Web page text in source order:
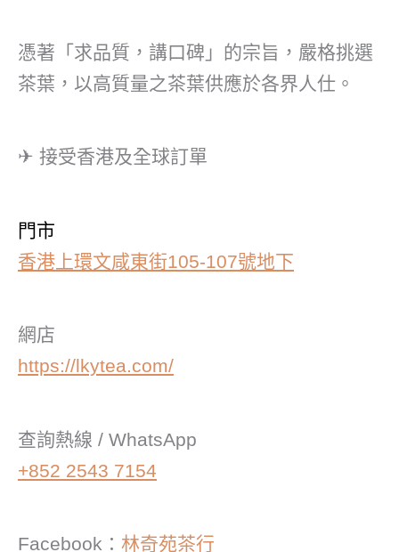
憑著「求品質，講口碑」的宗旨，嚴格挑選
茶葉，以高質量之茶葉供應於各界人仕。
✈ 接受香港及全球訂單
門市
香港上環文咸東街105-107號地下
網店
https://lkytea.com/
查詢熱線 / WhatsApp
+852 2543 7154
Facebook： 林奇苑茶行